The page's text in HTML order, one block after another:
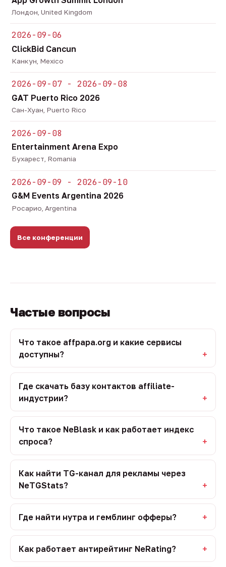
Лондон, United Kingdom
2026-09-06
ClickBid Cancun
Канкун, Mexico
2026-09-07 - 2026-09-08
GAT Puerto Rico 2026
Сан-Хуан, Puerto Rico
2026-09-08
Entertainment Arena Expo
Бухарест, Romania
2026-09-09 - 2026-09-10
G&M Events Argentina 2026
Росарио, Argentina
Все конференции
Частые вопросы
Что такое affpapa.org и какие сервисы
доступны?
Где скачать базу контактов affiliate-
индустрии?
Что такое NeBlask и как работает индекс
спроса?
Как найти TG-канал для рекламы через
NeTGStats?
Где найти нутра и гемблинг офферы?
Как работает антирейтинг NeRating?